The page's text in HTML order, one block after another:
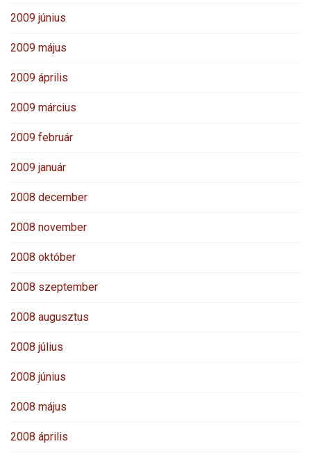
2009 június
2009 május
2009 április
2009 március
2009 február
2009 január
2008 december
2008 november
2008 október
2008 szeptember
2008 augusztus
2008 július
2008 június
2008 május
2008 április